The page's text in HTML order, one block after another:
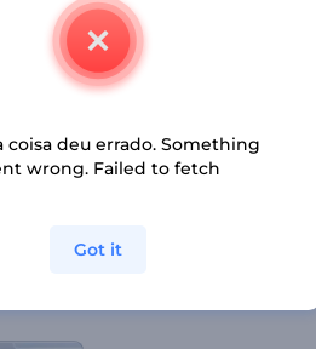
coisa deu errado. Something
wrong. Failed to fetch
Got it